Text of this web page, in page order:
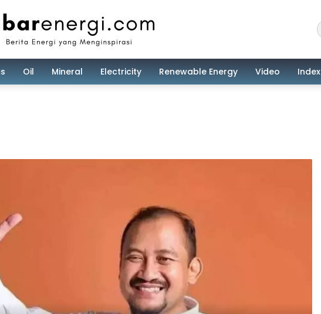
Oil Mineral Electricity Renewable Energy Video Index